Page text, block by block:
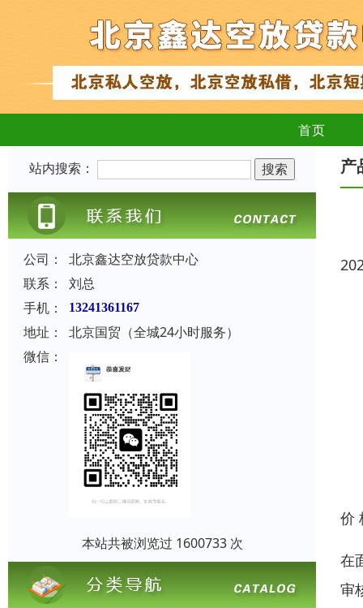
首页
站内搜索：
公司：
北京鑫达空放贷款中心
联系：
刘总
手机：
13241361167
地址：
北京国贸（全城24小时服务）
微信：
本站共被浏览过 1600733 次
产
价
在
审